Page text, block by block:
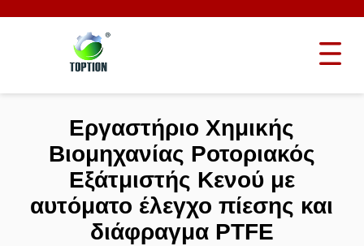
Εργαστήριο Χημικής
Βιομηχανίας Ροτοριακός
Εξάτμιστής Κενού με
αυτόματο έλεγχο πίεσης και
διάφραγμα PTFE